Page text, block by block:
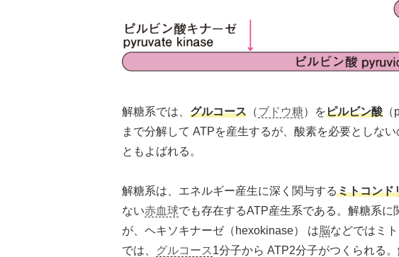
解糖系では、 グルコース （ブドウ糖）をピルビン酸
まで分解して ATPを産生するが、酸素を必要としない
ともよばれる。
解糖系は、エネルギー産生に深く関与するミトコンド
ない赤血球でも存在するATP産生系である。解糖系
が、ヘキソキナーゼ（hexokinase） は 脳などではミ
では、
グルコース 1分子から ATP2分子がつくられる